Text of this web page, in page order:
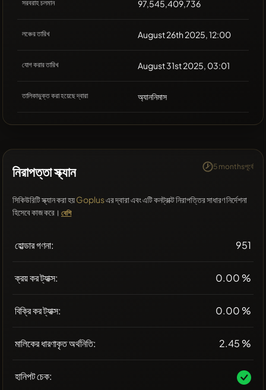
সরবরাহ চলমান 97,545,409,736
লঞ্চের তারিখ August 26th 2025, 12:00
যোগ করার তারিখ August 31st 2025, 03:01
তালিকাভুক্ত করা হয়েছে দ্বারা অ্যাননিমাস
নিরাপত্তা স্ক্যান 5 monthsপূর্বে
সিকিউরিটি স্ক্যান করা হয়Goplusএর দ্বারা এবং এটি কনট্রাক্ট নিরাপত্তির সাধারণ নির্দেশনা
হিসেবে কাজ করে। বেশি
হোল্ডার গণনা: 951
ক্রয় কর ট্যাক্স: 0.00 %
বিক্রি কর ট্যাক্স: 0.00 %
মালিকের ধারণাকৃত অর্থনিতি: 2.45 %
হানিপট চেক: